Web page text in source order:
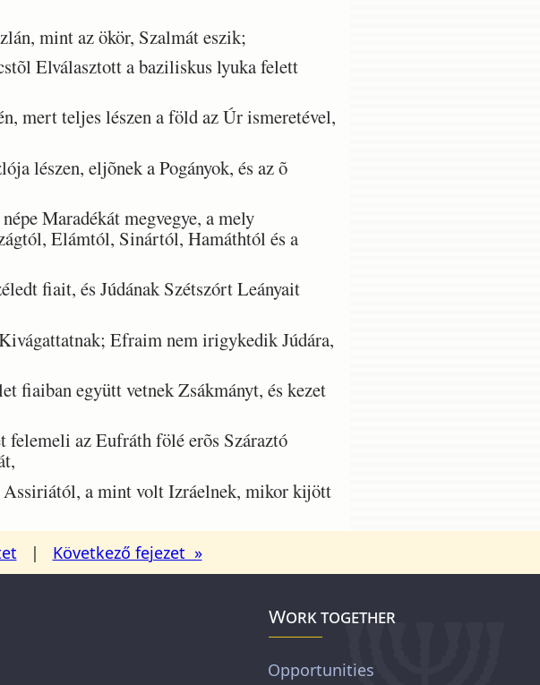
mint az ökör, Szalmát eszik;
Elválasztott a baziliskus lyuka felett
mert teljes lészen a föld az Úr ismeretével,
lészen, eljõnek a Pogányok, és az õ
Maradékát megvegye, a mely
Elámtól, Sinártól, Hamáthtól és a
fiait, és Júdának Szétszórt Leányait
Efraim nem irigykedik Júdára,
fiaiban együtt vetnek Zsákmányt, és kezet
felemeli az Eufráth fölé erõs Száraztó
Assiriától, a mint volt Izráelnek, mikor kijött
| Következő fejezet »
Work together
Opportunities